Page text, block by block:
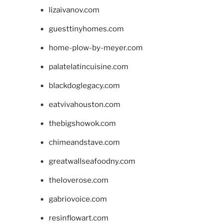
lizaivanov.com
guesttinyhomes.com
home-plow-by-meyer.com
palatelatincuisine.com
blackdoglegacy.com
eatvivahouston.com
thebigshowok.com
chimeandstave.com
greatwallseafoodny.com
theloverose.com
gabriovoice.com
resinflowart.com